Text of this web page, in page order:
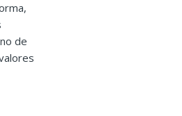
de